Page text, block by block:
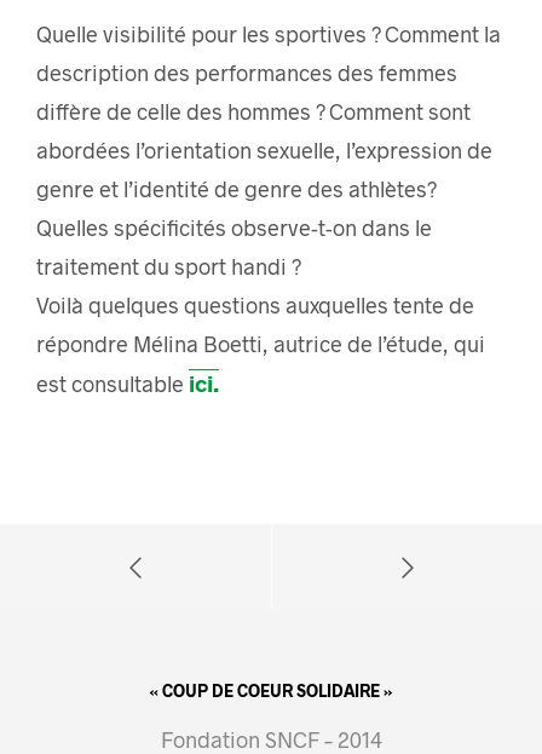
Quelle visibilité pour les sportives ? Comment la
description des performances des femmes
diffère de celle des hommes ? Comment sont
abordées l’orientation sexuelle, l’expression de
genre et l’identité de genre des athlètes?
Quelles spécificités observe-t-on dans le
traitement du sport handi ?
Voilà quelques questions auxquelles tente de
répondre Mélina Boetti, autrice de l’étude, qui
est consultable ici.
« COUP DE COEUR SOLIDAIRE »
Fondation SNCF – 2014